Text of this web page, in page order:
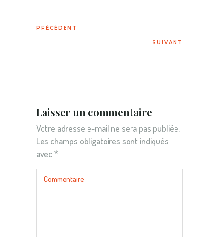
Laisser un commentaire
Votre adresse e-mail ne sera pas publiée.
Les champs obligatoires sont indiqués
avec*